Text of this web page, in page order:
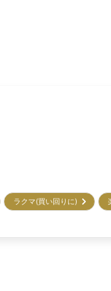
ラクマ(買い回りに)